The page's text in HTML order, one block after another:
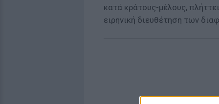
κατά κράτους-μέλους,
ειρηνική διευθέτηση των